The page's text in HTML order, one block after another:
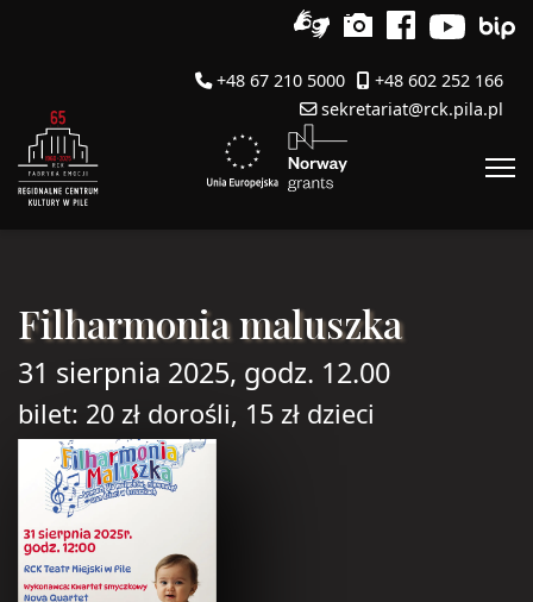
+48 67 210 5000
+48 602 252 166
sekretariat@rck.pila.pl
Filharmonia maluszka
31 sierpnia 2025, godz. 12.00
bilet: 20 zł dorośli, 15 zł dzieci